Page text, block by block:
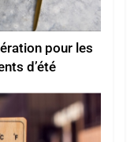
pour les
d’été